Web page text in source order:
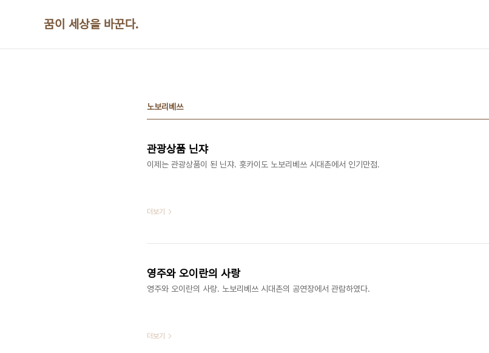
꿈이 세상을 바꾼다.
노보리베쓰
관광상품 닌쟈
​​이제는 관광상품이 된 닌쟈. 홋카이도 노보리베쓰 시대촌에서 인기만점. ​​​
더보기
영주와 오이란의 사랑
​​영주와 오이란의 사랑. 노보리베쓰 시대촌의 공연장에서 관람하였다. ​​​
더보기